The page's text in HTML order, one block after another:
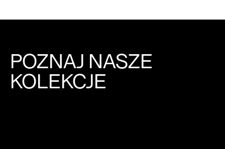
POZNAJ NASZE
KOLEKCJE